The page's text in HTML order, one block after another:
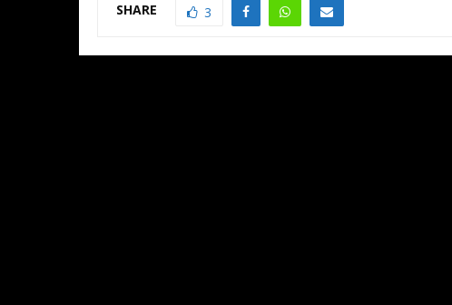
SHARE 3